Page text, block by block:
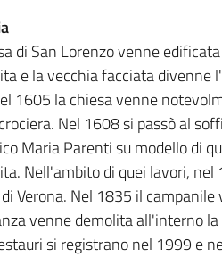
di San Lorenzo venne
e la vecchia facciata divenne
1605 la chiesa venne
Nel 1608 si passò al
Maria Parenti su modello di
Nell'ambito di quei lavori, nel
Verona. Nel 1835 il
venne demolita all'interno
si registrano nel 1999 e